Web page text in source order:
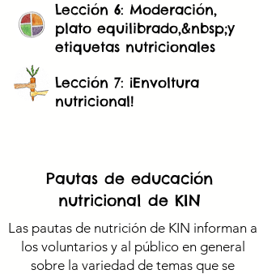
Lección 6: Moderación,
plato equilibrado,&nbsp;y
etiquetas nutricionales
Lección 7: ¡Envoltura
nutricional!
Pautas de educación
nutricional de KIN
Las pautas de nutrición de KIN informan a
los voluntarios y al público en general
sobre la variedad de temas que se